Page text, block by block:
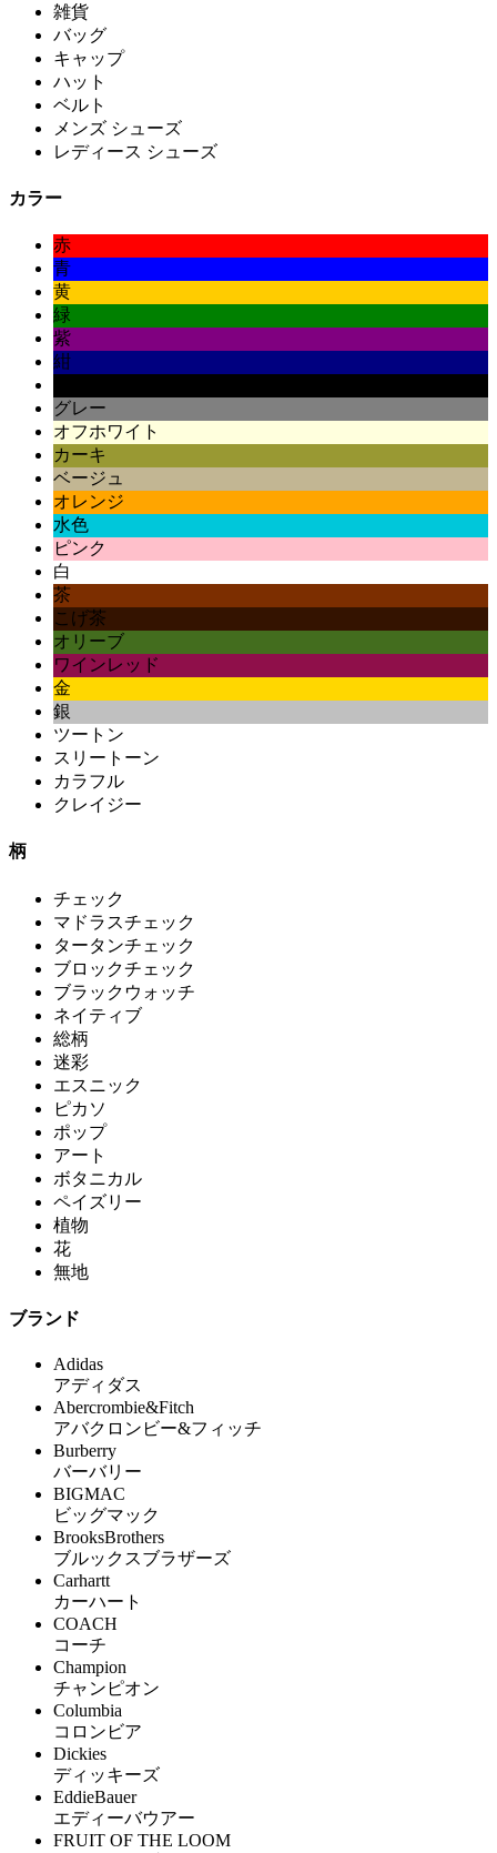
雑貨
バッグ
キャップ
ハット
ベルト
メンズ シューズ
レディース シューズ
カラー
赤
青
黄
緑
紫
紺
グレー
オフホワイト
カーキ
ベージュ
オレンジ
水色
ピンク
白
茶
こげ茶
オリーブ
ワインレッド
金
銀
ツートン
スリートーン
カラフル
クレイジー
柄
チェック
マドラスチェック
タータンチェック
ブロックチェック
ブラックウォッチ
ネイティブ
総柄
迷彩
エスニック
ピカソ
ポップ
アート
ボタニカル
ペイズリー
植物
花
無地
ブランド
Adidas
アディダス
Abercrombie&Fitch
アバクロンビー&フィッチ
Burberry
バーバリー
BIGMAC
ビッグマック
BrooksBrothers
ブルックスブラザーズ
Carhartt
カーハート
COACH
コーチ
Champion
チャンピオン
Columbia
コロンビア
Dickies
ディッキーズ
EddieBauer
エディーバウアー
FRUIT OF THE LOOM